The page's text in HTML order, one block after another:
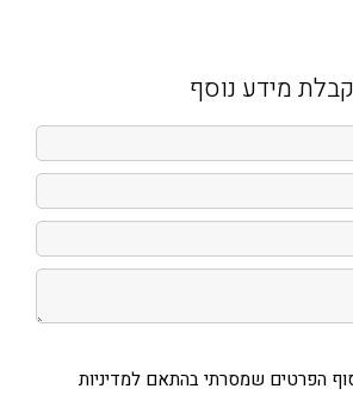
מידע נוסף
הפרטים שמסרתי בהתאם למדיניות